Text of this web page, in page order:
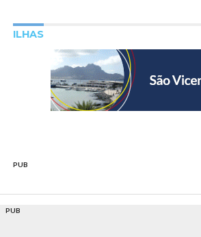
ILHAS
PUB
PUB